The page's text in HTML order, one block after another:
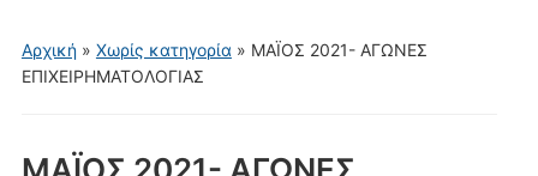
για
κινητά
Αρχική» Χωρίς κατηγορία » ΜΑΪΟΣ 2021- ΑΓΩΝΕΣ
ΕΠΙΧΕΙΡΗΜΑΤΟΛΟΓΙΑΣ